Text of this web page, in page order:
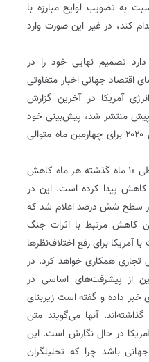
به تصویب لوایح مبارزه با
کند، در غیر این صورت وارد
سال ۲۰۲۰ فرصت دارد تصمیم نهایی خود را در
جهانی اخبار متفاوتی
آمریکا در آخرین گزارش
پیش منتشر شد، پیش‌بینی خود
را از میزان تولید نفت تا پایان سال ۲۰۲۰ برای چهارمین ماه متوالی
شمار دکل‌های حفاری نفت آمریکا طی ۱۰ ماه گذشته هر ماه کاهش
نوامبر در کل ۲۰ درصد کاهش پیدا کرده است. این در
سطح شش درصد اعلام شد که
۶ درصد بود. این کاهش مرتبط با اثرات جنگ
آمریکا برای رفع اختلاف‌نظرها
تجاری همکاری خواهد کرد. در
از پیشرفت‌های اساسی در
خبر داده و گفته است زیربنای
آنها می‌گویند متن
در حال نگارش است. این
باشد چرا که تحلیلگران